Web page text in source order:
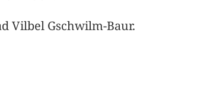
Vilbel Gschwilm-Baur.